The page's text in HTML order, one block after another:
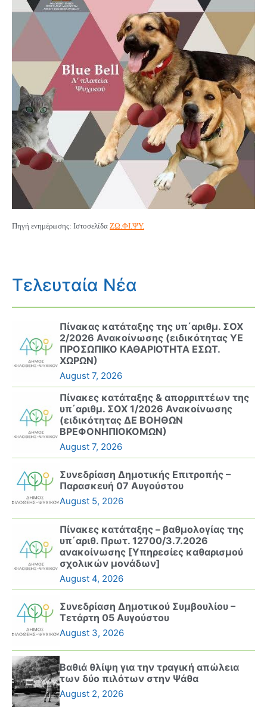
Πηγή ενημέρωσης: Ιστοσελίδα ΖΩ.ΦΙ.ΨΥ.
Τελευταία Νέα
Πίνακας κατάταξης της υπ΄αριθμ. ΣΟΧ
2/2026 Ανακοίνωσης (ειδικότητας ΥΕ
ΠΡΟΣΩΠΙΚΟ ΚΑΘΑΡΙΟΤΗΤΑ ΕΣΩΤ.
ΧΩΡΩΝ)
August 7, 2026
Πίνακες κατάταξης & απορριπτέων της
υπ΄αριθμ. ΣΟΧ 1/2026 Ανακοίνωσης
(ειδικότητας ΔΕ ΒΟΗΘΩΝ
ΒΡΕΦΟΝΗΠΙΟΚΟΜΩΝ)
August 7, 2026
Συνεδρίαση Δημοτικής Επιτροπής –
Παρασκευή 07 Αυγούστου
August 5, 2026
Πίνακες κατάταξης – βαθμολογίας της
υπ΄αριθ. Πρωτ. 12700/3.7.2026
ανακοίνωσης [Υπηρεσίες καθαρισμού
σχολικών μονάδων]
August 4, 2026
Συνεδρίαση Δημοτικού Συμβουλίου –
Τετάρτη 05 Αυγούστου
August 3, 2026
Βαθιά θλίψη για την τραγική απώλεια
των δύο πιλότων στην Ψάθα
August 2, 2026